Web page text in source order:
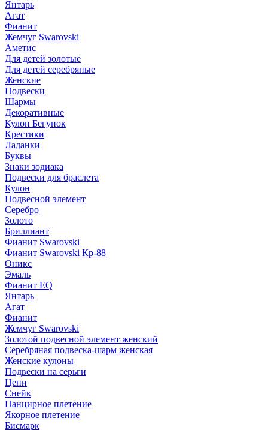
Янтарь
Агат
Фианит
Жемчуг Swarovski
Аметис
Для детей золотые
Для детей серебряные
Женские
Подвески
Шармы
Декоративные
Кулон Бегунок
Крестики
Ладанки
Буквы
Знаки зодиака
Подвески для браслета
Кулон
Подвесной элемент
Серебро
Золото
Бриллиант
Фианит Swarovski
Фианит Swarovski Кр-88
Оникс
Эмаль
Фианит EQ
Янтарь
Агат
Фианит
Жемчуг Swarovski
Золотой подвесной элемент женcкий
Серебряная подвеска-шарм женская
Женские кулоны
Подвески на серьги
Цепи
Снейк
Панцирное плетение
Якорное плетение
Бисмарк